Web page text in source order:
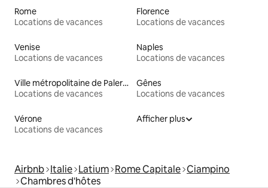
Rome
Locations de vacances
Florence
Locations de vacances
Venise
Locations de vacances
Naples
Locations de vacances
Ville métropolitaine de Palerme
Locations de vacances
Gênes
Locations de vacances
Vérone
Locations de vacances
Afficher plus
Airbnb Italie Latium Rome Capitale Ciampino
Chambres d'hôtes